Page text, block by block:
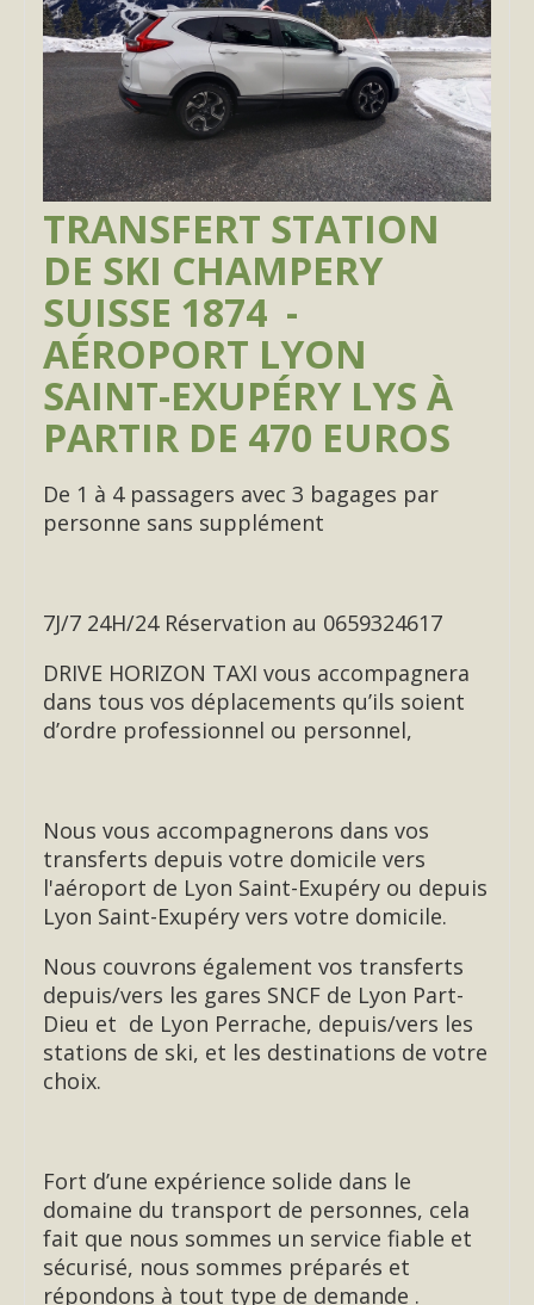
TRANSFERT STATION
DE SKI CHAMPERY
SUISSE 1874 -
AÉROPORT LYON
SAINT-EXUPÉRY LYS À
PARTIR DE 470 EUROS
De 1 à 4 passagers avec 3 bagages par
personne sans supplément
7J/7 24H/24 Réservation au 0659324617
DRIVE HORIZON TAXI vous accompagnera
dans tous vos déplacements qu’ils soient
d’ordre professionnel ou personnel,
Nous vous accompagnerons dans vos
transferts depuis votre domicile vers
l'aéroport de Lyon Saint-Exupéry ou depuis
Lyon Saint-Exupéry vers votre domicile.
Nous couvrons également vos transferts
depuis/vers les gares SNCF de Lyon Part-
Dieu et de Lyon Perrache, depuis/vers les
stations de ski, et les destinations de votre
choix.
Fort d’une expérience solide dans le
domaine du transport de personnes, cela
fait que nous sommes un service fiable et
sécurisé, nous sommes préparés et
répondons à tout type de demande .